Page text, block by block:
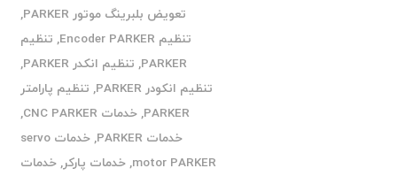
تعویض بلبرینگ موتور PARKER
,
تنظیم Encoder PARKER
, تنظیم
PARKER
, تنظیم انکدر PARKER
,
تنظیم انکودر PARKER
, تنظیم پارامتر
PARKER
,خدمات CNC PARKER
,
خدمات PARKER
,
خدمات servo
motor PARKER
,خدمات پارکر,خدمات